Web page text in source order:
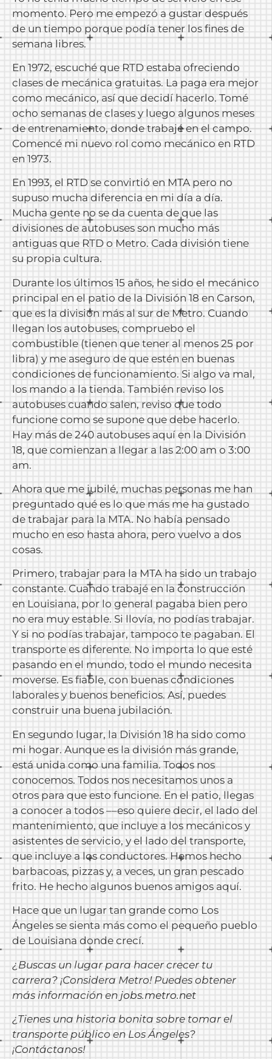
momento. Pero me empezó a gustar después
de un tiempo porque podía tener los fines de
semana libres.
En 1972, escuché que RTD estaba ofreciendo
clases de mecánica gratuitas. La paga era mejor
como mecánico, así que decidí hacerlo. Tomé
ocho semanas de clases y luego algunos meses
de entrenamiento, donde trabajé en el campo.
Comencé mi nuevo rol como mecánico en RTD
en 1973.
En 1993, el RTD se convirtió en MTA pero no
supuso mucha diferencia en mi día a día.
Mucha gente no se da cuenta de que las
divisiones de autobuses son mucho más
antiguas que RTD o Metro. Cada división tiene
su propia cultura.
Durante los últimos 15 años, he sido el mecánico
principal en el patio de la División 18 en Carson,
que es la división más al sur de Metro. Cuando
llegan los autobuses, compruebo el
combustible (tienen que tener al menos 25 por
libra) y me aseguro de que estén en buenas
condiciones de funcionamiento. Si algo va mal,
los mando a la tienda. También reviso los
autobuses cuando salen, reviso que todo
funcione como se supone que debe hacerlo.
Hay más de 240 autobuses aquí en la División
18, que comienzan a llegar a las 2:00 am o 3:00
am.
Ahora que me jubilé, muchas personas me han
preguntado qué es lo que más me ha gustado
de trabajar para la MTA. No había pensado
mucho en eso hasta ahora, pero vuelvo a dos
cosas.
Primero, trabajar para la MTA ha sido un trabajo
constante. Cuando trabajé en la construcción
en Louisiana, por lo general pagaba bien pero
no era muy estable. Si llovía, no podías trabajar.
Y si no podías trabajar, tampoco te pagaban. El
transporte es diferente. No importa lo que esté
pasando en el mundo, todo el mundo necesita
moverse. Es fiable, con buenas condiciones
laborales y buenos beneficios. Así, puedes
construir una buena jubilación.
En segundo lugar, la División 18 ha sido como
mi hogar. Aunque es la división más grande,
está unida como una familia. Todos nos
conocemos. Todos nos necesitamos unos a
otros para que esto funcione. En el patio, llegas
a conocer a todos ––eso quiere decir, el lado del
mantenimiento, que incluye a los mecánicos y
asistentes de servicio, y el lado del transporte,
que incluye a los conductores. Hemos hecho
barbacoas, pizzas y, a veces, un gran pescado
frito. He hecho algunos buenos amigos aquí.
Hace que un lugar tan grande como Los
Ángeles se sienta más como el pequeño pueblo
de Louisiana donde crecí.
¿Buscas un lugar para hacer crecer tu
carrera? ¡Considera Metro! Puedes obtener
más información en jobs.metro.net
¿Tienes una historia bonita sobre tomar el
transporte público en Los Ángeles?
¡Contáctanos!